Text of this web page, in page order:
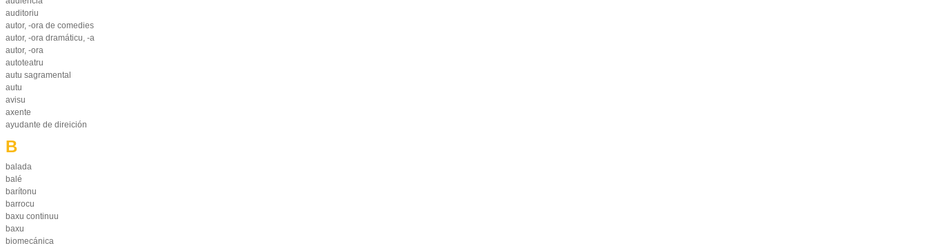
auditoriu
autor, -ora de comedies
autor, -ora dramáticu, -a
autor, -ora
autoteatru
autu sagramental
autu
avisu
axente
ayudante de direición
B
balada
balé
barítonu
barrocu
baxu continuu
baxu
biomecánica